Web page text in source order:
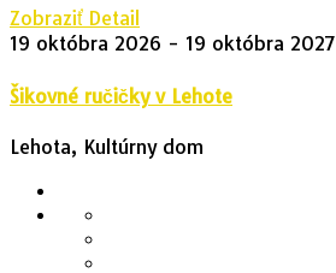
Zobraziť Detail
19 októbra 2026 - 19 októbra 2027
Šikovné ručičky v Lehote
Lehota, Kultúrny dom